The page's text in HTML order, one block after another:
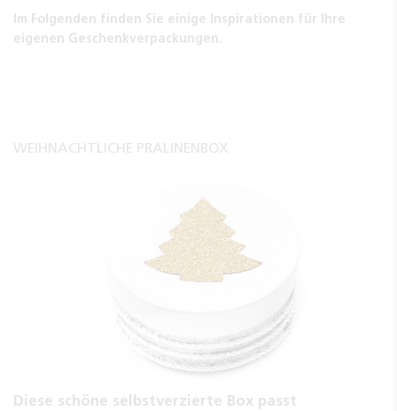
Im Folgenden finden Sie einige Inspirationen für Ihre
eigenen Geschenkverpackungen.
WEIHNACHTLICHE PRALINENBOX
Diese schöne selbstverzierte Box passt